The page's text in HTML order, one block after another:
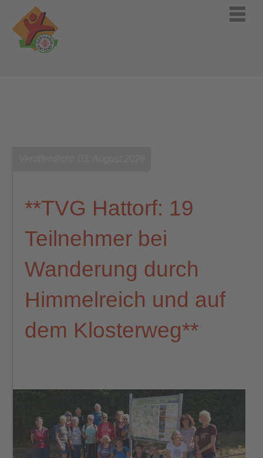
**TVG Hattorf: 19
Teilnehmer bei
Wanderung durch
Himmelreich und auf
dem Klosterweg**